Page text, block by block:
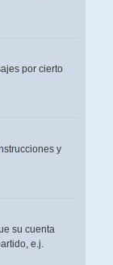
por cierto
y
su cuenta
e.j.